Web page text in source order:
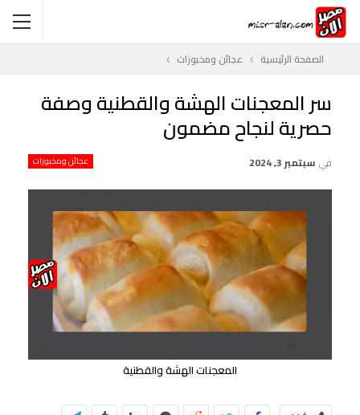
الصفحة الرئيسية عجائن ومخبوزات
سر المعجنات الهشة والقطنية وصفة
حصرية لنجاح مضمون
عجائن ومخبوزات في سبتمبر 3, 2024
المعجنات الهشة والقطنية